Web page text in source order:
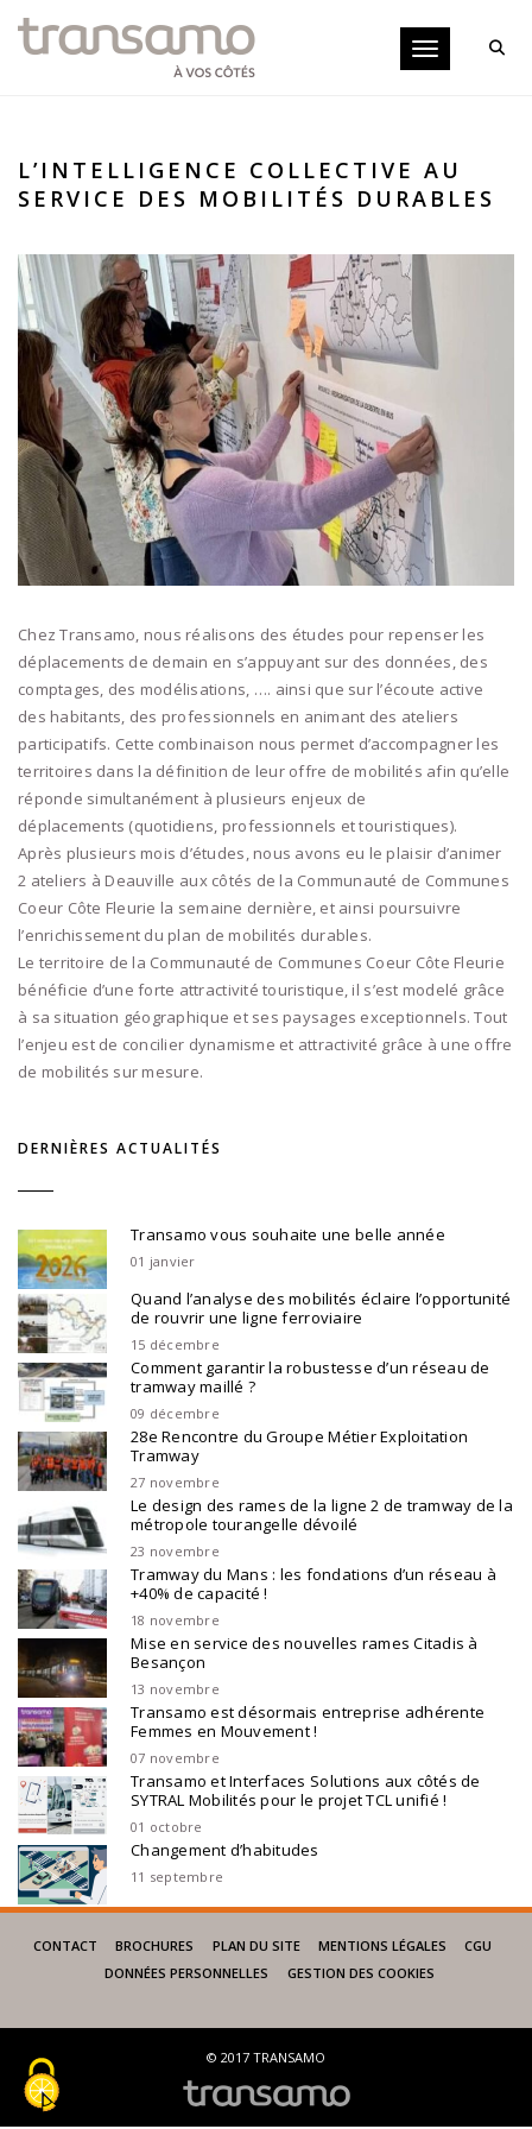
Toggle
L’INTELLIGENCE COLLECTIVE AU
SERVICE DES MOBILITÉS DURABLES
Chez Transamo, nous réalisons des études pour repenser les
déplacements de demain en s’appuyant sur des données, des
comptages, des modélisations, …. ainsi que sur l’écoute active
des habitants, des professionnels en animant des ateliers
participatifs. Cette combinaison nous permet d’accompagner les
territoires dans la définition de leur offre de mobilités afin qu’elle
réponde simultanément à plusieurs enjeux de
déplacements (quotidiens, professionnels et touristiques).
Après plusieurs mois d’études, nous avons eu le plaisir d’animer
2 ateliers à Deauville aux côtés de la Communauté de Communes
Coeur Côte Fleurie la semaine dernière, et ainsi poursuivre
l’enrichissement du plan de mobilités durables.
Le territoire de la Communauté de Communes Coeur Côte Fleurie
bénéficie d’une forte attractivité touristique, il s’est modelé grâce
à sa situation géographique et ses paysages exceptionnels. Tout
l’enjeu est de concilier dynamisme et attractivité grâce à une offre
de mobilités sur mesure.
DERNIÈRES ACTUALITÉS
Transamo vous souhaite une belle année
01 janvier
Quand l’analyse des mobilités éclaire l’opportunité
de rouvrir une ligne ferroviaire
15 décembre
Comment garantir la robustesse d’un réseau de
tramway maillé ?
09 décembre
28e Rencontre du Groupe Métier Exploitation
Tramway
27 novembre
Le design des rames de la ligne 2 de tramway de la
métropole tourangelle dévoilé
23 novembre
Tramway du Mans : les fondations d’un réseau à
+40% de capacité !
18 novembre
Mise en service des nouvelles rames Citadis à
Besançon
13 novembre
Transamo est désormais entreprise adhérente
Femmes en Mouvement !
07 novembre
Transamo et Interfaces Solutions aux côtés de
SYTRAL Mobilités pour le projet TCL unifié !
01 octobre
Changement d’habitudes
11 septembre
CONTACT BROCHURES PLAN DU SITE MENTIONS LÉGALES
CGU
DONNÉES PERSONNELLES
GESTION DES COOKIES
© 2017 TRANSAMO
Panneau de gestion des cookies